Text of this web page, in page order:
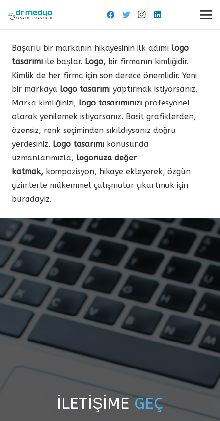
Başarılı bir markanın hikayesinin ilk adımı logo
tasarımı ile başlar. Logo, bir firmanın kimliğidir.
Kimlik de her firma için son derece önemlidir. Yeni
bir markaya logo tasarımı yaptırmak istiyorsanız.
Marka kimliğinizi, logo tasarımınızı profesyonel
olarak yenilemek istiyorsanız. Basit grafiklerden,
özensiz, renk seçiminden sıkıldıysanız doğru
yerdesiniz. Logo tasarımı konusunda
uzmanlarımızla, logonuza değer
katmak, kompozisyon, hikaye ekleyerek, özgün
çizimlerle mükemmel çalışmalar çıkartmak için
buradayız.
İLETİŞİME GEÇ